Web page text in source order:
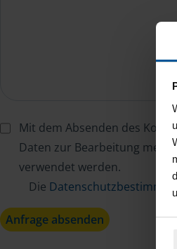
Mit dem Absenden des
Daten zur Bearbeitung
verwendet werden.
Die
Anfrage absenden